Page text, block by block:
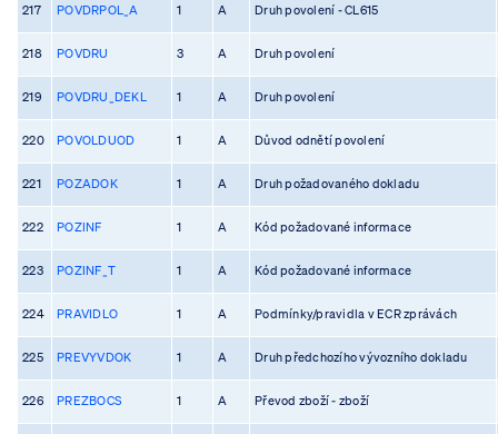
217 POVDRPOL_A 1 A Druh povolení - CL615
218 POVDRU 3 A Druh povolení
219 POVDRU_DEKL 1 A Druh povolení
220 POVOLDUOD 1 A Důvod odnětí povolení
221 POZADOK 1 A Druh požadovaného dokladu
222 POZINF 1 A Kód požadované informace
223 POZINF_T 1 A Kód požadované informace
224 PRAVIDLO 1 A Podmínky/pravidla v ECR zprávách
225 PREVYVDOK 1 A Druh předchozího vývozního dokladu
226 PREZBOCS 1 A Převod zboží - zboží